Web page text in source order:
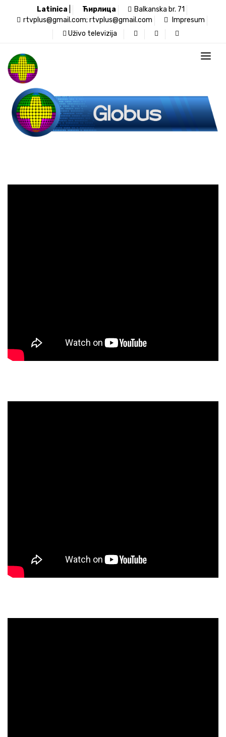
Latinica Ћирлица
Balkanska br. 71
rtvplus@gmail.com; rtvplus@gmail.com
Impresum
Uživo televizija